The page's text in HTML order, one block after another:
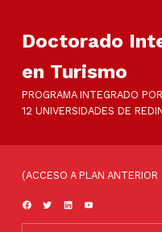
Doctorado
en Turismo
PROGRAMA INTEGRADO POR
12 UNIVERSIDADES DE
(ACCESO A PLAN ANTERIOR
FACEBOOK
TWITTER
LINKEDINYOUTUBE
BUSCAR